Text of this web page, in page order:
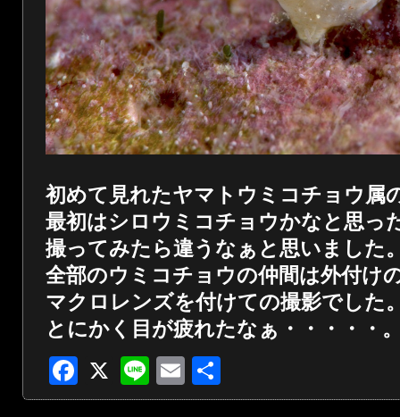
初めて見れたヤマトウミコチョウ属
最初はシロウミコチョウかなと思っ
撮ってみたら違うなぁと思いました
全部のウミコチョウの仲間は外付け
マクロレンズを付けての撮影でした
とにかく目が疲れたなぁ・・・・・
Facebook
X LineEmail
有